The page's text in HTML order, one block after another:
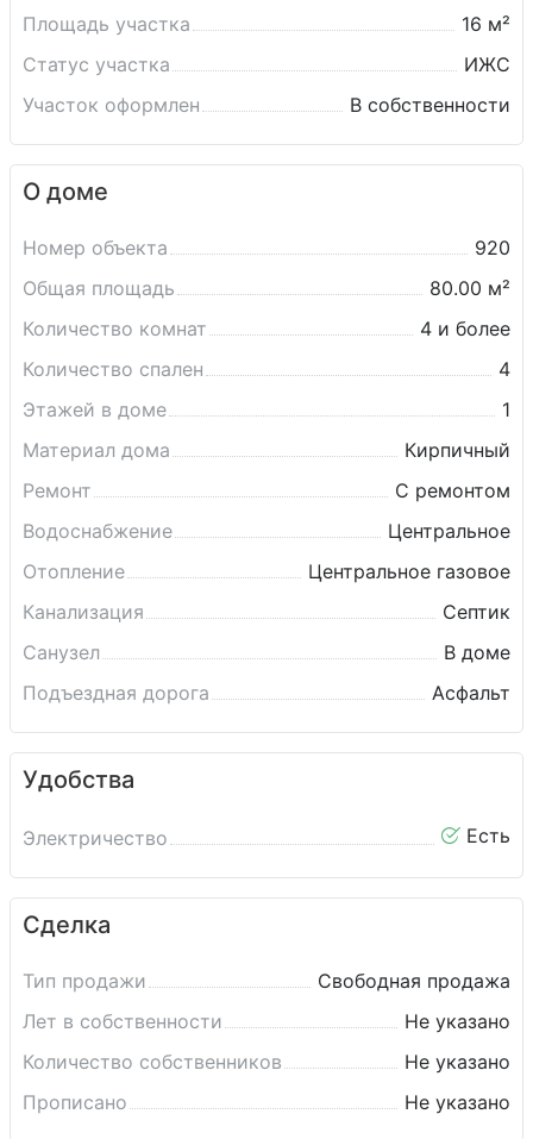
Площадь участка
16 м²
Статус участка
ИЖС
Участок оформлен
В собственности
О доме
Номер объекта
920
Общая площадь
80.00 м²
Количество комнат
4 и более
Количество спален
4
Этажей в доме
1
Материал дома
Кирпичный
Ремонт
С ремонтом
Водоснабжение
Центральное
Отопление
Центральное газовое
Канализация
Септик
Санузел
В доме
Подъездная дорога
Асфальт
Удобства
Электричество Есть
Сделка
Тип продажи
Свободная продажа
Лет в собственности
Не указано
Количество собственников
Не указано
Прописано
Не указано